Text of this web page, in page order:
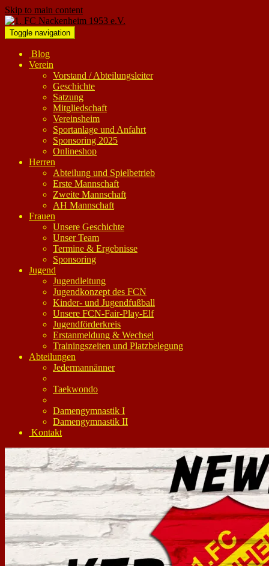
Skip to main content
Toggle navigation
Blog
Verein
Vorstand / Abteilungsleiter
Geschichte
Satzung
Mitgliedschaft
Vereinsheim
Sportanlage und Anfahrt
Sponsoring 2025
Onlineshop
Herren
Abteilung und Spielbetrieb
Erste Mannschaft
Zweite Mannschaft
AH Mannschaft
Frauen
Unsere Geschichte
Unser Team
Termine & Ergebnisse
Sponsoring
Jugend
Jugendleitung
Jugendkonzept des FCN
Kinder- und Jugendfußball
Unsere FCN-Fair-Play-Elf
Jugendförderkreis
Erstanmeldung & Wechsel
Trainingszeiten und Platzbelegung
Abteilungen
Jedermannänner
Taekwondo
Damengymnastik I
Damengymnastik II
Kontakt